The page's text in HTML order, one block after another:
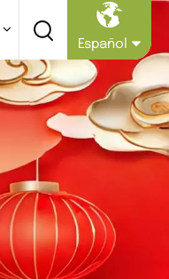
Español
English
Русский
Español